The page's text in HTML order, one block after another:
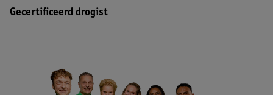
Gecertificeerd drogist